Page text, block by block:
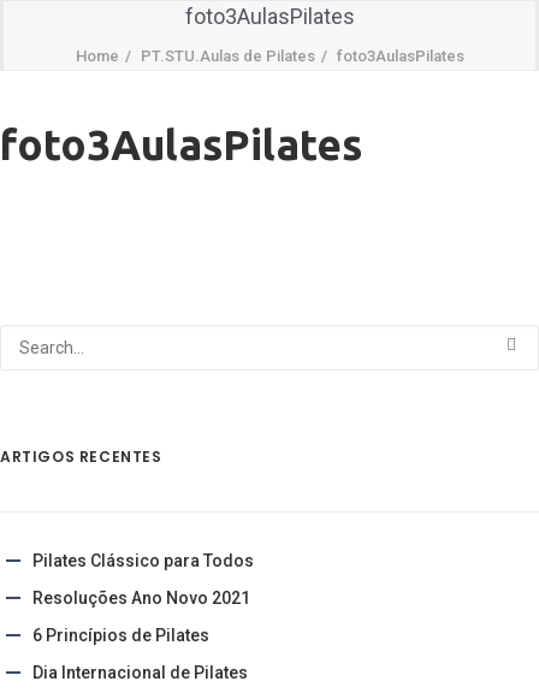
foto3AulasPilates
Home PT.STU.Aulas de Pilates foto3AulasPilates
foto3AulasPilates
ARTIGOS RECENTES
Pilates Clássico para Todos
Resoluções Ano Novo 2021
6 Princípios de Pilates
Dia Internacional de Pilates